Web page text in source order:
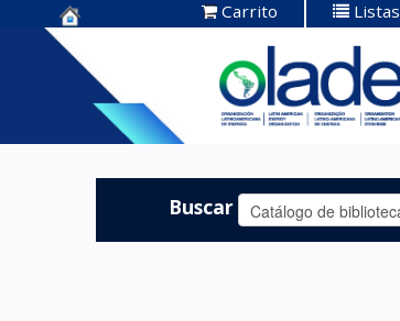
Centro de
Documentación
OLADE -
Carrito Listas
Buscar